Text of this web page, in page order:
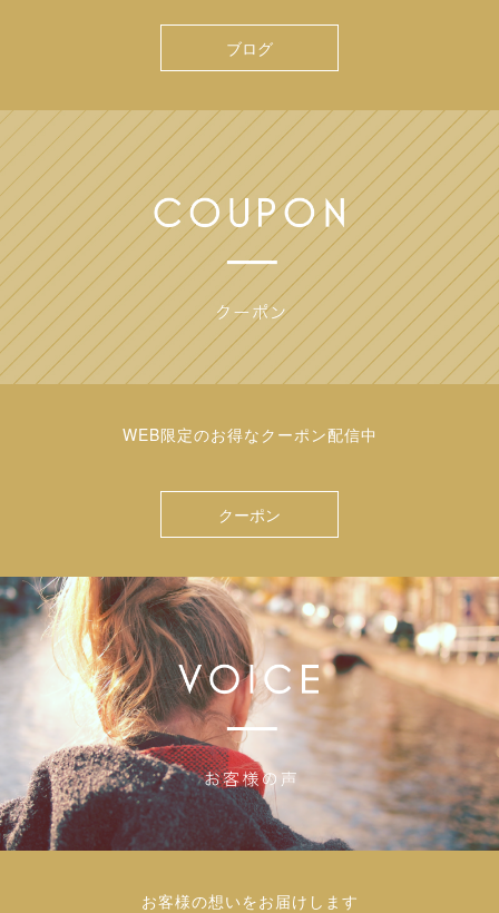
ブログ
WEB限定のお得なクーポン配信中
クーポン
お客様の想いをお届けします